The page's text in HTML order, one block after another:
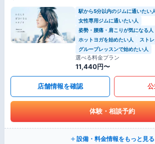
駅から5分以内のジムに通いたい人
女性専用ジムに通いたい人
姿勢・腰痛・肩こりが気になる人
ホットヨガを始めたい人
スト
グループレッスンで始めたい人
選べる料金プラン
11,440円〜
店舗情報を確認
体験・相談予約
設備・料金情報をもっと見る